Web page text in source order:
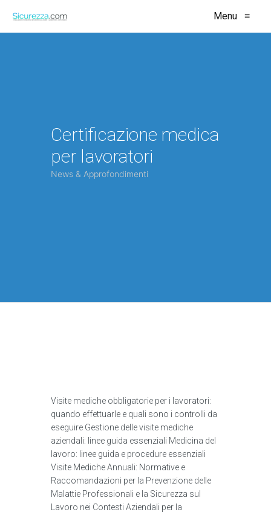
Menu ≡
Certificazione medica
per lavoratori
News & Approfondimenti
Visite mediche obbligatorie per i lavoratori:
quando effettuarle e quali sono i controlli da
eseguire Gestione delle visite mediche
aziendali: linee guida essenziali Medicina del
lavoro: linee guida e procedure essenziali
Visite Mediche Annuali: Normative e
Raccomandazioni per la Prevenzione delle
Malattie Professionali e la Sicurezza sul
Lavoro nei Contesti Aziendali per la